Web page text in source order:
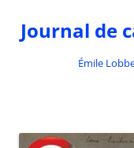
contenu
Journal de
Émile